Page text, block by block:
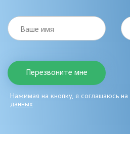
Ваше имя
Нажимая на кнопку, я соглашаюсь на
данных